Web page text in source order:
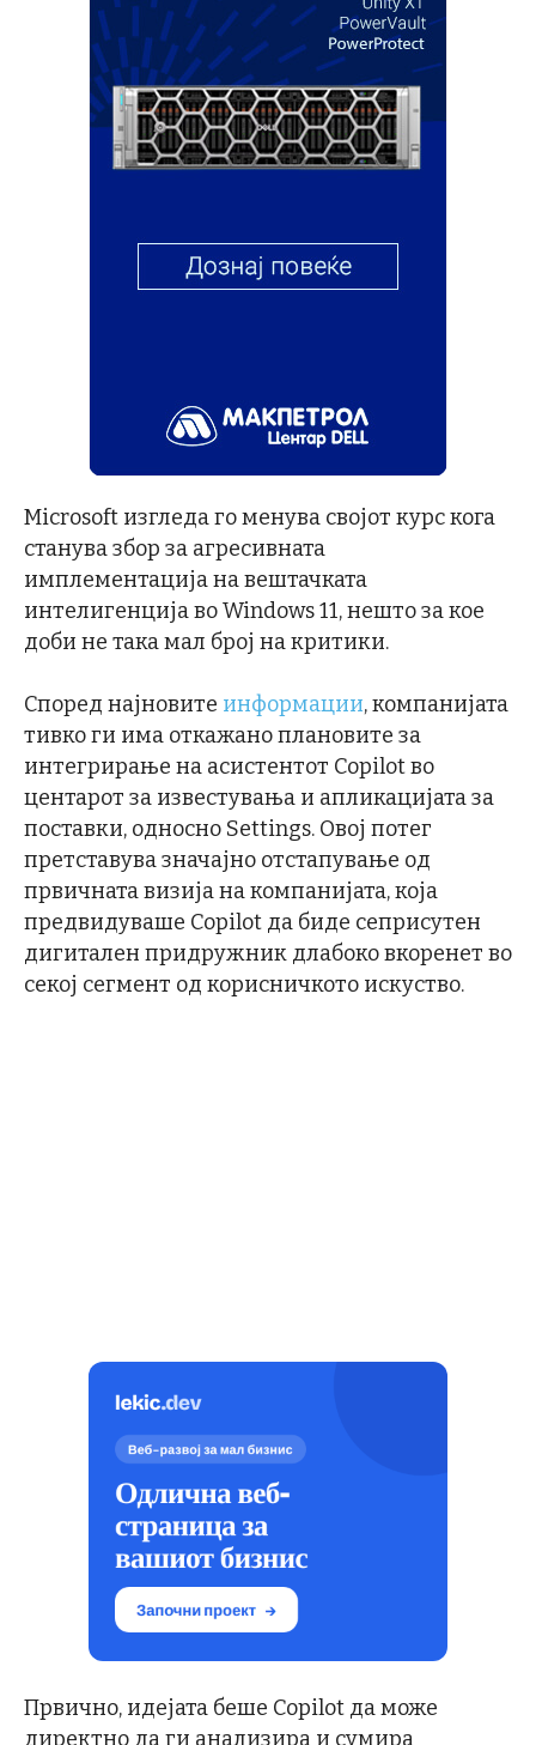
Microsoft изгледа го менува својот курс кога
станува збор за агресивната
имплементација на вештачката
интелигенција во Windows 11, нешто за кое
доби не така мал број на критики.
Според најновите информации, компанијата
тивко ги има откажано плановите за
интегрирање на асистентот Copilot во
центарот за известувања и апликацијата за
поставки, односно Settings. Овој потег
претставува значајно отстапување од
првичната визија на компанијата, која
предвидуваше Copilot да биде сеприсутен
дигитален придружник длабоко вкоренет во
секој сегмент од корисничкото искуство.
Првично, идејата беше Copilot да може
директно да ги анализира и сумира